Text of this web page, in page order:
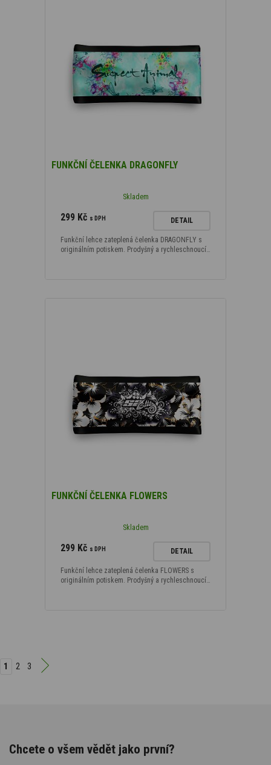
FUNKČNÍ ČELENKA DRAGONFLY
Skladem
299 Kč s DPH DETAIL
Funkční lehce zateplená čelenka DRAGONFLY s
originálním potiskem. Prodyšný a rychleschnoucí…
FUNKČNÍ ČELENKA FLOWERS
Skladem
299 Kč s DPH DETAIL
Funkční lehce zateplená čelenka FLOWERS s
originálním potiskem. Prodyšný a rychleschnoucí…
1 2 3
Chcete o všem vědět jako první?